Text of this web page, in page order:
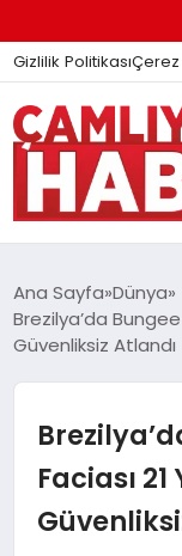
Gizlilik PolitikasıÇerez
GÜNDEM
DÜNYA
EĞITIM
Ana Sayfa Dünya
Brezilya’da
Güvenliksiz Atlandı
Faciası